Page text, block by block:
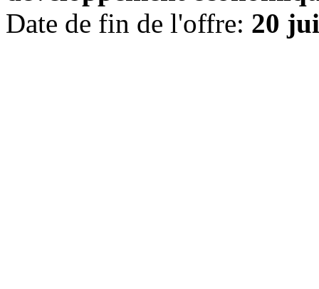
Date de fin de l'offre: 20